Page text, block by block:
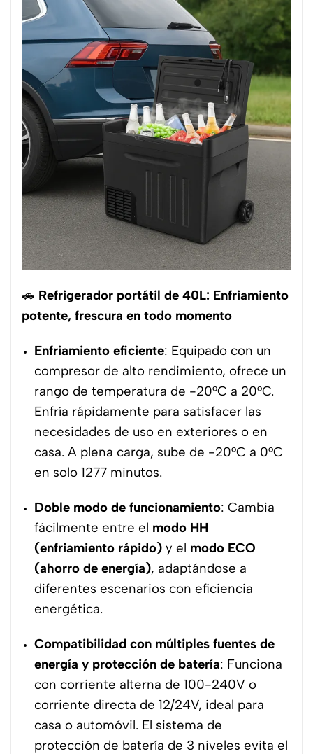
🚗 Refrigerador portátil de 40L: Enfriamiento
potente, frescura en todo momento
Enfriamiento eficiente: Equipado con un
compresor de alto rendimiento, ofrece un
rango de temperatura de -20°C a 20°C.
Enfría rápidamente para satisfacer las
necesidades de uso en exteriores o en
casa. A plena carga, sube de -20°C a 0°C
en solo 1277 minutos.
Doble modo de funcionamiento: Cambia
fácilmente entre el modo HH
(enfriamiento rápido) y el modo ECO
(ahorro de energía), adaptándose a
diferentes escenarios con eficiencia
energética.
Compatibilidad con múltiples fuentes de
energía y protección de batería: Funciona
con corriente alterna de 100-240V o
corriente directa de 12/24V, ideal para
casa o automóvil. El sistema de
protección de batería de 3 niveles evita el